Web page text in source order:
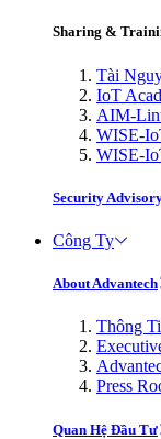
Sharing &
Tài
IoT
AIM-
WISE-
WISE-
Security
Công Ty
About Advantech
Thông
Press
Quan Hệ Đầu Tư